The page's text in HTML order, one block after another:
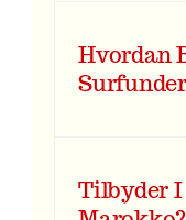
Hvordan
Tilbyder I